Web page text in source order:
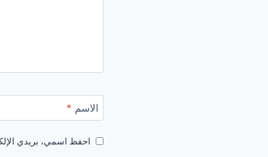
الاسم *
احفظ اسمي، بريدي